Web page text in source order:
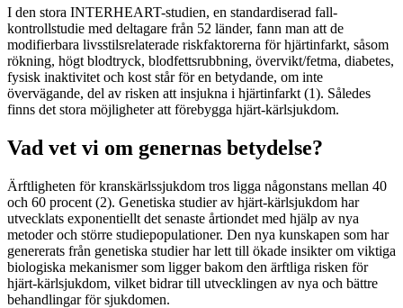
I den stora INTERHEART-studien, en standardiserad fall-
kontrollstudie med deltagare från 52 länder, fann man att de
modifierbara livsstilsrelaterade riskfaktorerna för hjärtinfarkt, såsom
rökning, högt blodtryck, blodfettsrubbning, övervikt/fetma, diabetes,
fysisk inaktivitet och kost står för en betydande, om inte
övervägande, del av risken att insjukna i hjärtinfarkt (1). Således
finns det stora möjligheter att förebygga hjärt-kärlsjukdom.
Vad vet vi om genernas betydelse?
Ärftligheten för kranskärlssjukdom tros ligga någonstans mellan 40
och 60 procent (2). Genetiska studier av hjärt-kärlsjukdom har
utvecklats exponentiellt det senaste årtiondet med hjälp av nya
metoder och större studiepopulationer. Den nya kunskapen som har
genererats från genetiska studier har lett till ökade insikter om viktiga
biologiska mekanismer som ligger bakom den ärftliga risken för
hjärt-kärlsjukdom, vilket bidrar till utvecklingen av nya och bättre
behandlingar för sjukdomen.